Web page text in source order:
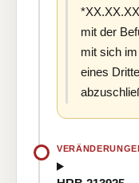
mit der
mit sich
eines